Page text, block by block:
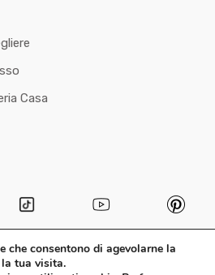
Casa
che consentono di agevolarne la
tua visita.